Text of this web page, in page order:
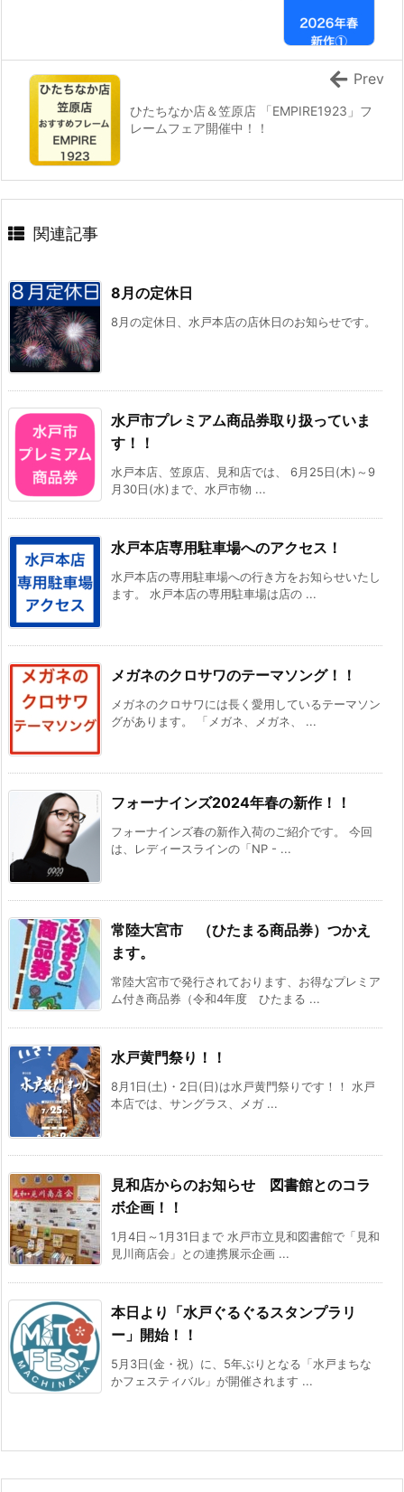
ひたちなか店＆笠原店 「EMPIRE1923」フ
レームフェア開催中！！
Prev
関連記事
8月の定休日
8月の定休日、水戸本店の店休日のお知らせです。
水戸市プレミアム商品券取り扱っていま
す！！
水戸本店、笠原店、見和店では、 6月25日(木)～9
月30日(水)まで、水戸市物 ...
水戸本店専用駐車場へのアクセス！
水戸本店の専用駐車場への行き方をお知らせいたし
ます。 水戸本店の専用駐車場は店の ...
メガネのクロサワのテーマソング！！
メガネのクロサワには長く愛用しているテーマソン
グがあります。 「メガネ、メガネ、 ...
フォーナインズ2024年春の新作！！
フォーナインズ春の新作入荷のご紹介です。 今回
は、レディースラインの「NP - ...
常陸大宮市 （ひたまる商品券）つかえ
ます。
常陸大宮市で発行されております、お得なプレミア
ム付き商品券（令和4年度 ひたまる ...
水戸黄門祭り！！
8月1日(土)・2日(日)は水戸黄門祭りです！！ 水戸
本店では、サングラス、メガ ...
見和店からのお知らせ 図書館とのコラ
ボ企画！！
1月4日～1月31日まで 水戸市立見和図書館で「見和
見川商店会」との連携展示企画 ...
本日より「水戸ぐるぐるスタンプラリ
ー」開始！！
5月3日(金・祝）に、5年ぶりとなる「水戸まちな
かフェスティバル」が開催されます ...